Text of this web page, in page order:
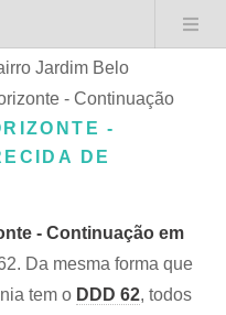
Jardim Belo
- Continuação
-
DE
- Continuação em
Da mesma forma que
tem o DDD 62, todos